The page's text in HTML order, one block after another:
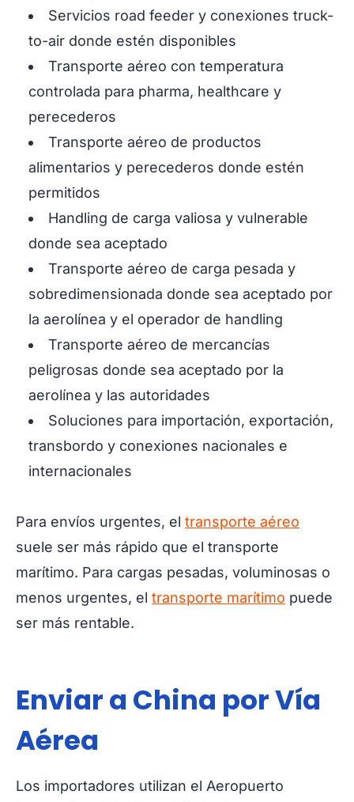
Servicios road feeder y conexiones truck-
to-air donde estén disponibles
Transporte aéreo con temperatura
controlada para pharma, healthcare y
perecederos
Transporte aéreo de productos
alimentarios y perecederos donde estén
permitidos
Handling de carga valiosa y vulnerable
donde sea aceptado
Transporte aéreo de carga pesada y
sobredimensionada donde sea aceptado por
la aerolínea y el operador de handling
Transporte aéreo de mercancías
peligrosas donde sea aceptado por la
aerolínea y las autoridades
Soluciones para importación, exportación,
transbordo y conexiones nacionales e
internacionales
Para envíos urgentes, el transporte aéreo
suele ser más rápido que el transporte
marítimo. Para cargas pesadas, voluminosas o
menos urgentes, el transporte marítimo puede
ser más rentable.
Enviar a China por Vía
Aérea
Los importadores utilizan el Aeropuerto